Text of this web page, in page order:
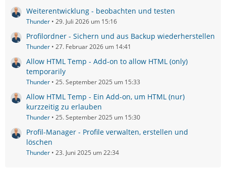
Weiterentwicklung - beobachten und testen
Thunder 29. Juli 2026 um 15:16
Profilordner - Sichern und aus Backup wiederherstellen
Thunder 27. Februar 2026 um 14:41
Allow HTML Temp - Add-on to allow HTML (only)
temporarily
Thunder 25. September 2025 um 15:33
Allow HTML Temp - Ein Add-on, um HTML (nur)
kurzzeitig zu erlauben
Thunder 25. September 2025 um 15:30
Profil-Manager - Profile verwalten, erstellen und
löschen
Thunder 23. Juni 2025 um 22:34